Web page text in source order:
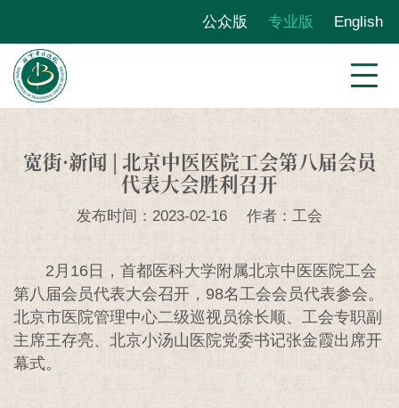
公众版 专业版 English
宽街·新闻 | 北京中医医院工会第八届会员
代表大会胜利召开
发布时间：2023-02-16 作者：工会
2月16日，首都医科大学附属北京中医医院工会
第八届会员代表大会召开，98名工会会员代表参会。
北京市医院管理中心二级巡视员徐长顺、工会专职副
主席王存亮、北京小汤山医院党委书记张金霞出席开
幕式。